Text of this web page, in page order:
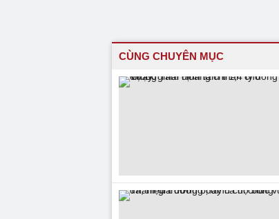
CÙNG CHUYÊN MỤC